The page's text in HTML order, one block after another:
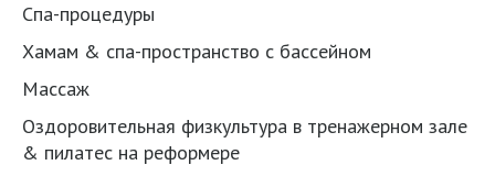
Спа-процедуры
Хамам & спа-пространство с бассейном
Массаж
Оздоровительная физкультура в тренажерном зале
& пилатес на реформере